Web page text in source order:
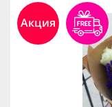
Акция